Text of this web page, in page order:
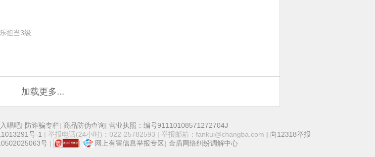
担当3级
加载更多...
唱吧| 防诈骗专栏| 商品防伪查询| 营业执照：编号91110108571272704J
号-1 | 举报电话(24小时)：022-25782593 | 举报邮箱：fankui@changba.com | 向12318举报
号 | | | 金盾网络纠纷调解中心